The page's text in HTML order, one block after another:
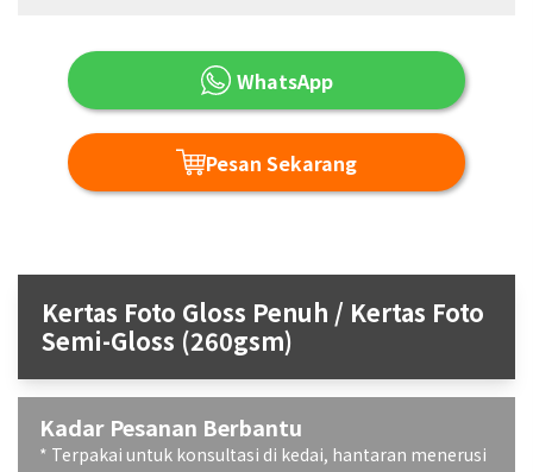
WhatsApp
Pesan Sekarang
Kertas Foto Gloss Penuh / Kertas Foto
Semi-Gloss (260gsm)
Kadar Pesanan Berbantu
* Terpakai untuk konsultasi di kedai, hantaran menerusi